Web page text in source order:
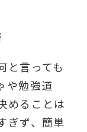
と言っても
や勉強道
めることは
ぎず、簡単